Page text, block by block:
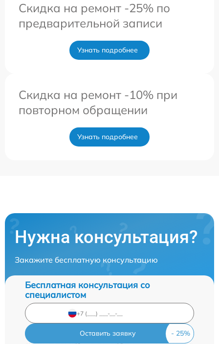
Скидка на ремонт -25% по
предварительной записи
Узнать подробнее
Скидка на ремонт -10% при
повторном обращении
Узнать подробнее
Нужна консультация?
Закажите бесплатную консультацию
Бесплатная консультация со
специалистом
Оставить заявку